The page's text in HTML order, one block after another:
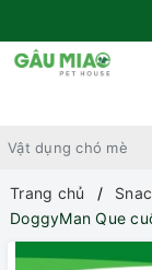
Trang chủ
DoggyMan Que